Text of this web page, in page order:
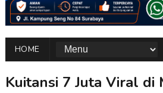
HOME
Kuitansi 7 Juta Viral di